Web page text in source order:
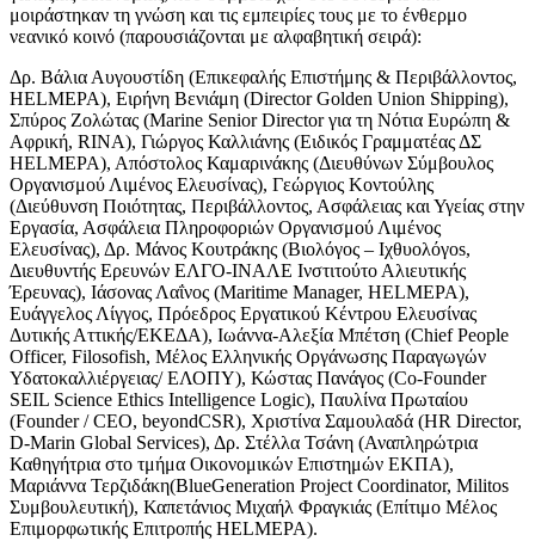
μοιράστηκαν τη γνώση και τις εμπειρίες τους με το ένθερμο
νεανικό κοινό (παρουσιάζονται με αλφαβητική σειρά):
Δρ. Βάλια Αυγουστίδη (Επικεφαλής Επιστήμης & Περιβάλλοντος,
HELMEPA), Ειρήνη Βενιάμη (Director Golden Union Shipping),
Σπύρος Ζολώτας (Marine Senior Director για τη Νότια Ευρώπη &
Αφρική, RINA), Γιώργος Καλλιάνης (Ειδικός Γραμματέας ΔΣ
HELMEPA), Απόστολος Καμαρινάκης (Διευθύνων Σύμβουλος
Οργανισμού Λιμένος Ελευσίνας), Γεώργιος Κοντούλης
(Διεύθυνση Ποιότητας, Περιβάλλοντος, Ασφάλειας και Υγείας στην
Εργασία, Ασφάλεια Πληροφοριών Οργανισμού Λιμένος
Ελευσίνας), Δρ. Μάνος Κουτράκης (Βιολόγος – Ιχθυολόγos,
Διευθυντής Ερευνών ΕΛΓΟ-ΙΝΑΛΕ Ινστιτούτο Αλιευτικής
Έρευνας), Ιάσονας Λαΐνος (Maritime Manager, HELMEPA),
Ευάγγελος Λίγγος, Πρόεδρος Εργατικού Κέντρου Ελευσίνας
Δυτικής Αττικής/ΕΚΕΔΑ), Ιωάννα-Αλεξία Μπέτση (Chief People
Officer, Filosofish, Μέλος Ελληνικής Οργάνωσης Παραγωγών
Υδατοκαλλιέργειας/ ΕΛΟΠΥ), Κώστας Πανάγος (Co-Founder
SEIL Science Ethics Intelligence Logic), Παυλίνα Πρωταίου
(Founder / CEO, beyondCSR), Χριστίνα Σαμουλαδά (HR Director,
D-Marin Global Services), Δρ. Στέλλα Τσάνη (Αναπληρώτρια
Καθηγήτρια στο τμήμα Οικονομικών Επιστημών ΕΚΠΑ),
Μαριάννα Τερζιδάκη(BlueGeneration Project Coordinator, Militos
Συμβουλευτική), Καπετάνιος Μιχαήλ Φραγκιάς (Επίτιμο Μέλος
Επιμορφωτικής Επιτροπής HELMEPA).